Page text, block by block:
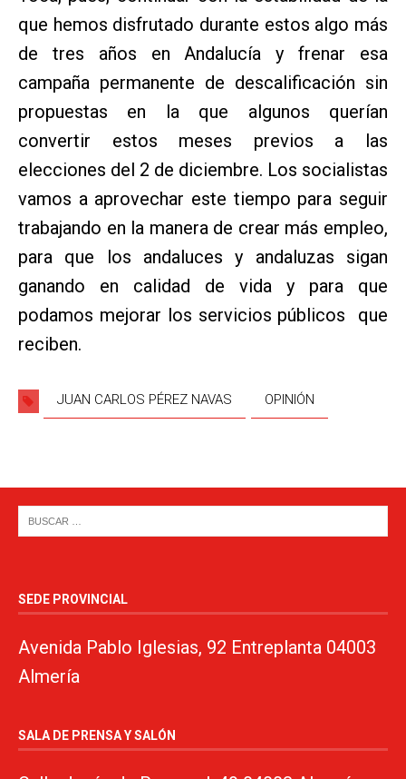
que hemos disfrutado durante estos algo más
de tres años en Andalucía y frenar esa
campaña permanente de descalificación sin
propuestas en la que algunos querían
convertir estos meses previos a las
elecciones del 2 de diciembre. Los socialistas
vamos a aprovechar este tiempo para seguir
trabajando en la manera de crear más empleo,
para que los andaluces y andaluzas sigan
ganando en calidad de vida y para que
podamos mejorar los servicios públicos que
reciben.
JUAN CARLOS PÉREZ NAVAS OPINIÓN
SEDE PROVINCIAL
Avenida Pablo Iglesias, 92 Entreplanta 04003
Almería
SALA DE PRENSA Y SALÓN